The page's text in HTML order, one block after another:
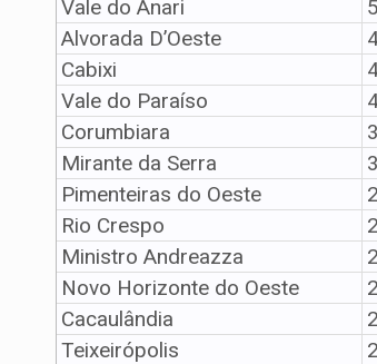
Vale do Anari
Alvorada D’Oeste
Cabixi
Vale do Paraíso
Corumbiara
Mirante da Serra
Pimenteiras do Oeste
Rio Crespo
Ministro Andreazza
Novo Horizonte do Oeste
Cacaulândia
Teixeirópolis